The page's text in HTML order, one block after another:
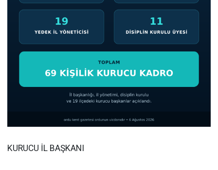
KURUCU İL BAŞKANI